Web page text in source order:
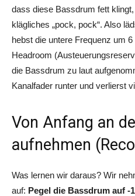
dass diese Bassdrum fett
klägliches „pock, pock“. Also
hebst die untere Frequenz um
Headroom
die Bassdrum zu laut
Kanalfader runter und verlierst
Von Anfang an
aufnehmen
Was lernen wir daraus? Wir
auf: Pegel die Bassdrum auf -